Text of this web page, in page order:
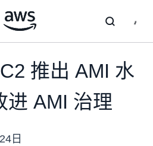
推出 AMI 水
进 AMI 治理
日